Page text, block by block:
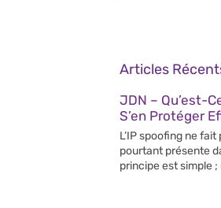
Articles
JDN – Qu’est-
S’en Protéger
L’IP spoofing ne
pourtant présente
principe est simple